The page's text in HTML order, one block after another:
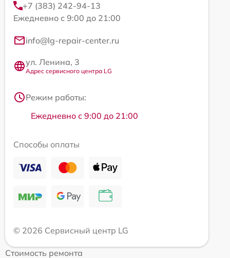
+7 (383) 242-94-13
Ежедневно с 9:00 до 21:00
info@lg-repair-center.ru
ул. Ленина, 3
Адрес сервисного центра LG
Режим работы:
Ежедневно с 9:00 до 21:00
Способы оплаты
© 2026 Сервисный центр LG
Стоимость ремонта